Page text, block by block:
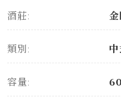
酒莊:
類別:
容量: